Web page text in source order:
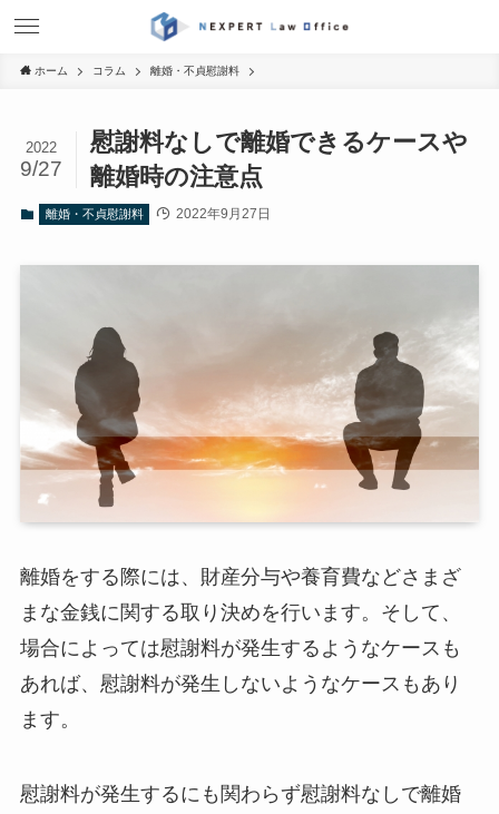
ホーム コラム 離婚・不貞慰謝料
慰謝料なしで離婚できるケースや
離婚時の注意点
2022
9/27
離婚・不貞慰謝料 2022年9月27日
離婚をする際には、財産分与や養育費などさまざ
まな金銭に関する取り決めを行います。そして、
場合によっては慰謝料が発生するようなケースも
あれば、慰謝料が発生しないようなケースもあり
ます。
慰謝料が発生するにも関わらず慰謝料なしで離婚